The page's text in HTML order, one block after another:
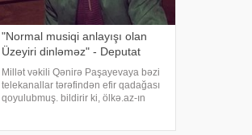
"Normal musiqi anlayışı olan
Üzeyiri dinləməz" - Deputat
Millət vəkili Qənirə Paşayevaya bəzi
telekanallar tərəfindən efir qadağası
qoyulubmuş. bildirir ki, ölkə.az-ın